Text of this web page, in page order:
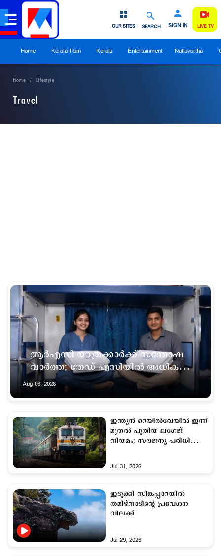
SEARCH SIGN IN
OUR SITES LIVE TV
Home Kerala Rain Kerala Entertainment Nattuvartha
Home Lifestyle
Travel
ആര്‍എസി യാത്രക്കാര്‍ക്ക് സന്തോഷ
വാര്‍ത്ത; തേഡ് എസിയില്‍ അധിക
സൗകര്യം; കമ്പിളിയും പുതപ്പും
Aug 06, 2026
ഇന്ത്യൻ റെയിൽവേയിൽ ഇന്ന്
മുതൽ പുതിയ ലഗേജ്
നിയമം; സൗജന്യ പരിധി
Jul 31, 2026
ഇടുക്കി സിങ്കപ്പാറയില്‍
തമിഴ്നാടിന്‍റെ പ്രവേശന
വിലക്ക്
Jul 29, 2026